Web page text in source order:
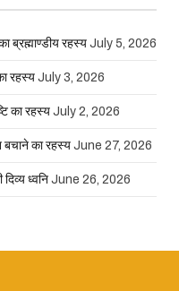
ब्रह्माण्डीय रहस्य July 5, 2026
रहस्य July 3, 2026
का रहस्य July 2, 2026
का रहस्यJune 27, 2026
दिव्य ध्वनि June 26, 2026